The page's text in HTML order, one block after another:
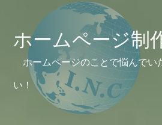
ホームページ制
ホームページのことで悩んでい
い！